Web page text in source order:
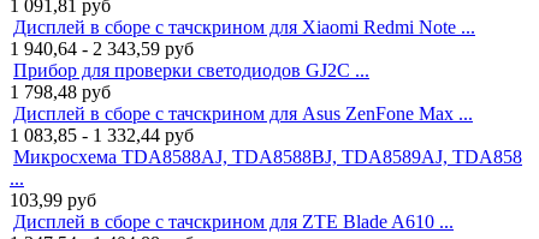
1 091,81 руб
Дисплей в сборе с тачскрином для Xiaomi Redmi Note ...
1 940,64 - 2 343,59 руб
Прибор для проверки светодиодов GJ2C ...
1 798,48 руб
Дисплей в сборе с тачскрином для Asus ZenFone Max ...
1 083,85 - 1 332,44 руб
Микросхема TDA8588AJ, TDA8588BJ, TDA8589AJ, TDA858
...
103,99 руб
Дисплей в сборе с тачскрином для ZTE Blade A610 ...